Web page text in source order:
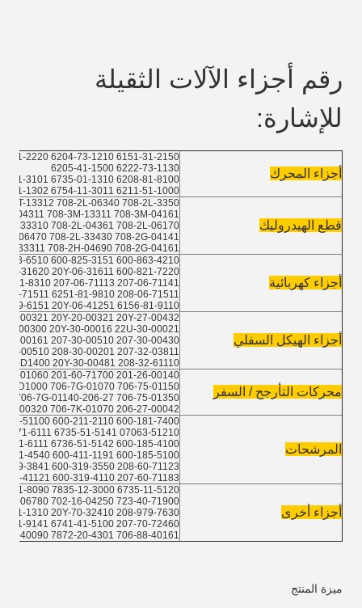
للإشارة:
أجزاء المحرك
6151-31-2150 6204-73-1210 6154-21-2220 6222-71-1120
6222-73-1130 6205-41-1500
6208-81-8100 6735-01-1310 6732-31-3101 6154-31-2030
6211-51-1000 6754-11-3011 6204-61-1302
قطع الهيدروليك
3T-13312 708-2L-06340 708-2L-3350
04311 708-3M-13311 708-3M-04161
2L-33310 708-2L-04361 708-2L-06170
2L-06470 708-2L-33430 708-2G-04141
33311 708-2H-04690 708-2G-04161
أجزاء كهربائية
600-863-4210 600-825-3151 600-813-6510
600-821-7220 20Y-06-31620 20Y-06-31611
81-8310 207-06-71113 207-06-71141
208-06-71511 6251-81-9810 208-06-71511
979-6151 20Y-06-41251 6156-81-9110
أجزاء الهيكل السفلي
20-00321 20Y-20-00321 20Y-27-00432
32-00300 20Y-30-00016 22U-30-00021
30-00161 207-30-00510 207-30-00430
207-32-03811 208-30-00201 208-30-00510
208-32-61110 20Y-30-00322 20Y-30-D1400 20Y-30-00481
محركات التأرجح / السفر
201-26-00140 201-60-71700 203-26-01060 203-60-63210
706-75-01150 20Y-27-D1000 706-7G-01070
706-75-01350 206-27-D1000 708-8F-00192 706-7G-01140
206-27-00042 X21-08-16090 708-8H-00320 706-7K-01070
المرشحات
600-181-7400 600-211-2110 07063-51100
07063-51210 6735-51-5141 6732-71-6111 207-60-71181
600-185-4100 6736-51-5142 6732-71-6111 6754-79-6140
600-185-5100 600-411-1191 6742-01-4540 600-311-9121
208-60-71123 600-319-3550 600-319-3841 22M-01-22220
60-41121 600-319-4110 207-60-71183
أجزاء أخرى
6735-11-5120 7835-12-3000 6754-81-8090
2L-06780 702-16-04250 723-40-71900
71-1310 20Y-70-32410 208-979-7630
207-70-72460 6741-41-5100 6743-81-9141 6742-01-5219
706-88-40161 7872-20-4301 708-2H-00027 706-88-40090
ميزة المنتج